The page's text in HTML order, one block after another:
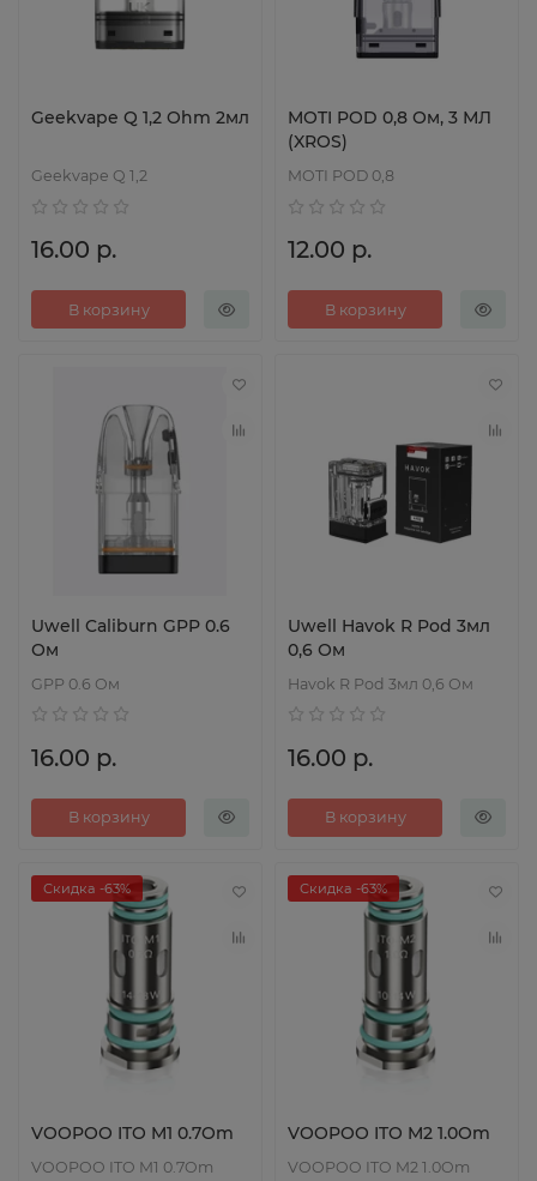
Geekvape Q 1,2 Ohm 2мл
Geekvape Q 1,2
16.00 р.
В корзину
MOTI POD 0,8 Ом, 3 МЛ
(XROS)
MOTI POD 0,8
12.00 р.
В корзину
Uwell Caliburn GPP 0.6
Ом
GPP 0.6 Ом
16.00 р.
В корзину
Uwell Havok R Pod 3мл
0,6 Ом
Havok R Pod 3мл 0,6 Ом
16.00 р.
В корзину
Скидка -63%
VOOPOO ITO M1 0.7Om
VOOPOO ITO M1 0.7Om
Скидка -63%
VOOPOO ITO M2 1.0Om
VOOPOO ITO M2 1.0Om